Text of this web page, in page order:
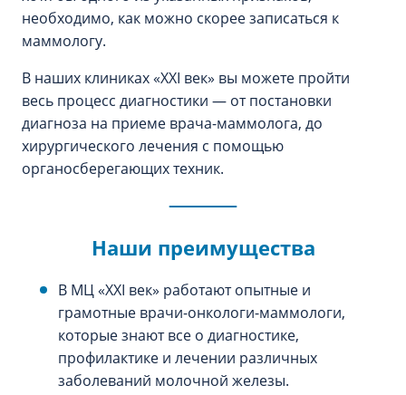
необходимо, как можно скорее записаться к
маммологу.
В наших клиниках «XXI век» вы можете пройти
весь процесс диагностики — от постановки
диагноза на приеме врача-маммолога, до
хирургического лечения с помощью
органосберегающих техник.
Наши преимущества
В МЦ «XXI век» работают опытные и
грамотные врачи-онкологи-маммологи,
которые знают все о диагностике,
профилактике и лечении различных
заболеваний молочной железы.